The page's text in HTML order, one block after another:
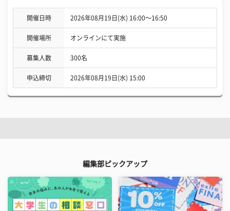
開催日時 2026年08月19日(水) 16:00〜16:50
開催場所 オンラインにて実施
募集人数 300名
申込締切 2026年08月19日(水) 15:00
編集部ピックアップ